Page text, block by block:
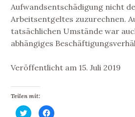
Aufwandsentschädigung nicht
Arbeitsentgeltes zuzurechnen.
tatsächlichen Umstände war
abhängiges
Veröffentlicht am 15. Juli 2019
Teilen mit:
K K